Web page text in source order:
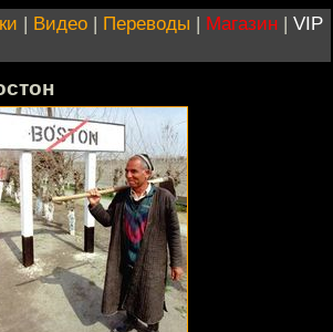
| Видео | Переводы | Магазин | VIP